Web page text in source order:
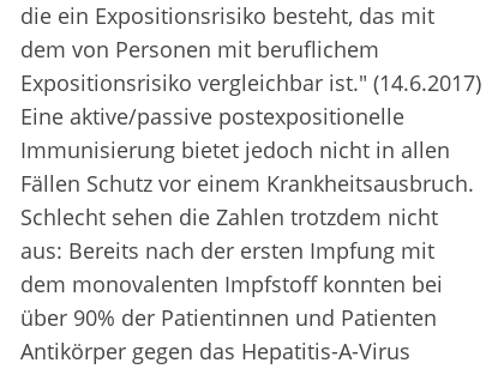
die ein Expositionsrisiko besteht, das mit
dem von Personen mit beruflichem
Expositionsrisiko vergleichbar ist." (14.6.2017)
Eine aktive/passive postexpositionelle
Immunisierung bietet jedoch nicht in allen
Fällen Schutz vor einem Krankheitsausbruch.
Schlecht sehen die Zahlen trotzdem nicht
aus: Bereits nach der ersten Impfung mit
dem monovalenten Impfstoff konnten bei
über 90% der Patientinnen und Patienten
Antikörper gegen das Hepatitis-A-Virus